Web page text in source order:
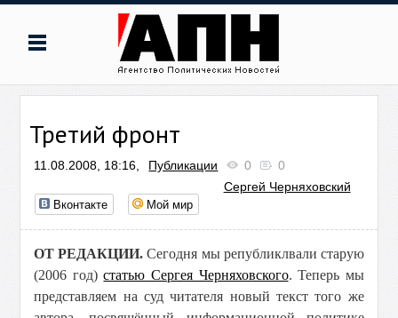
Третий фронт
11.08.2008, 18:16, Публикации 0
0
Сергей Черняховский
Вконтакте Мой мир
ОТ РЕДАКЦИИ. Сегодня мы републиклвали старую
(2006 год)статью Сергея Черняховского. Теперь мы
представляем на суд читателя новый текст того же